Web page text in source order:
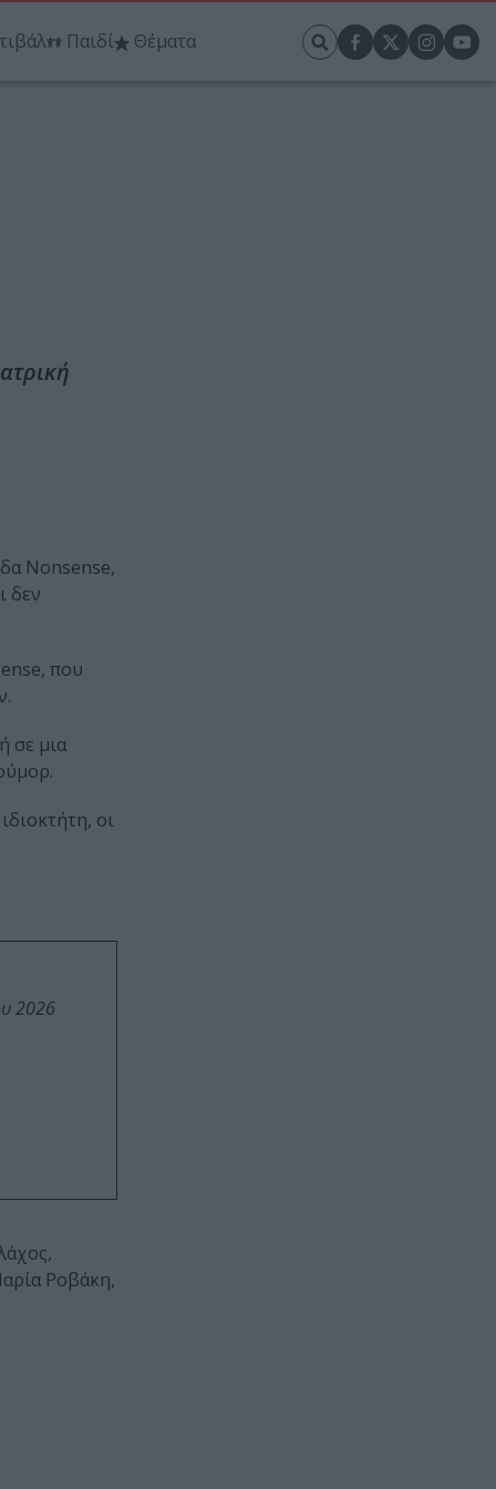
Παιδί Θέματα
Nonsense,
δεν
που
σε μια
οι
2026
Ροβάκη,